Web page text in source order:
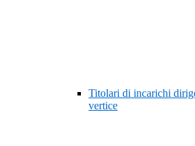
Titolari di incarichi
vertice